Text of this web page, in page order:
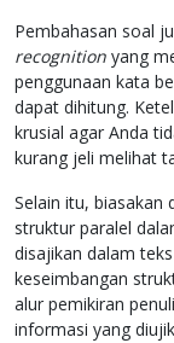
Pembahasan soal
recognition yang
penggunaan kata
dapat dihitung.
krusial agar Anda
kurang jeli melihat
Selain itu, biasakan
struktur paralel
disajikan dalam
keseimbangan
alur pemikiran
informasi yang